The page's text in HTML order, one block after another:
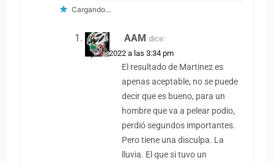
Cargando...
AAM dice:
1 julio, 2022 a las 3:34 pm
El resultado de Martinez es
apenas aceptable, no se puede
decir que es bueno, para un
hombre que va a pelear podio,
perdió segundos importantes.
Pero tiene una disculpa. La
lluvia. El que si tuvo un